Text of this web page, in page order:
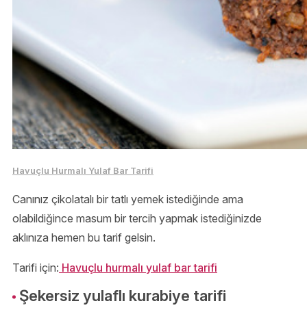
Havuçlu Hurmalı Yulaf Bar Tarifi
Canınız çikolatalı bir tatlı yemek istediğinde ama
olabildiğince masum bir tercih yapmak istediğinizde
aklınıza hemen bu tarif gelsin.
Tarifi için: Havuçlu hurmalı yulaf bar tarifi
Şekersiz yulaflı kurabiye tarifi